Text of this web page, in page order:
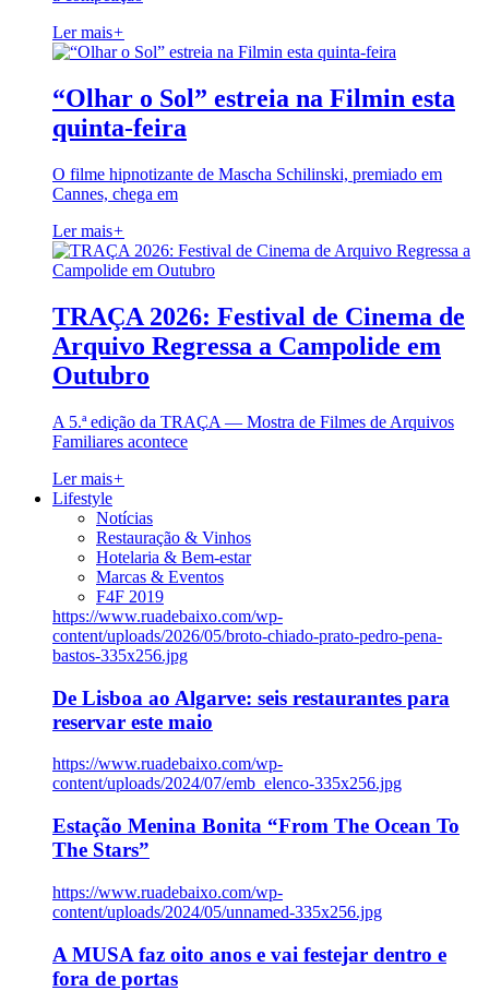
Ler mais+
“Olhar o Sol” estreia na Filmin esta
quinta-feira
O filme hipnotizante de Mascha Schilinski, premiado em
Cannes, chega em
Ler mais+
TRAÇA 2026: Festival de Cinema de
Arquivo Regressa a Campolide em
Outubro
A 5.ª edição da TRAÇA — Mostra de Filmes de Arquivos
Familiares acontece
Ler mais+
Lifestyle
Notícias
Restauração & Vinhos
Hotelaria & Bem-estar
Marcas & Eventos
F4F 2019
https://www.ruadebaixo.com/wp-
content/uploads/2026/05/broto-chiado-prato-pedro-pena-
bastos-335x256.jpg
De Lisboa ao Algarve: seis restaurantes para
reservar este maio
https://www.ruadebaixo.com/wp-
content/uploads/2024/07/emb_elenco-335x256.jpg
Estação Menina Bonita “From The Ocean To
The Stars”
https://www.ruadebaixo.com/wp-
content/uploads/2024/05/unnamed-335x256.jpg
A MUSA faz oito anos e vai festejar dentro e
fora de portas